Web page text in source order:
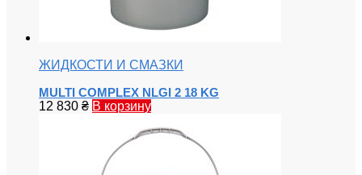
ЖИДКОСТИ И СМАЗКИ
MULTI COMPLEX NLGI 2 18 KG
12 830 ₴ В корзину